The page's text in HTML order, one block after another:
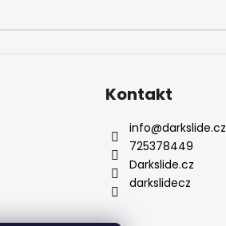
Kontakt
info@darkslide.cz
725378449
Darkslide.cz
darkslidecz